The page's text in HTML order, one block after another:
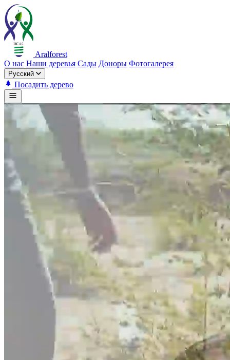
Aralforest
О нас Наши деревья Сады Доноры Фотогалерея
Русский
Посадить дерево